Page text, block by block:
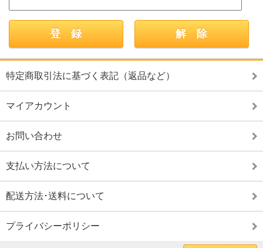
特定商取引法に基づく表記（返品など）
マイアカウント
お問い合わせ
支払い方法について
配送方法･送料について
プライバシーポリシー